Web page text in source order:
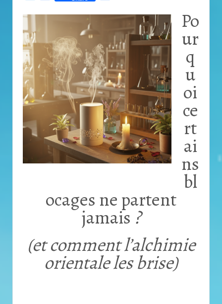
Po
ur
q
u
oi
ce
rt
ai
ns
bl
ocages ne partent
jamais ?
(et comment l’alchimie
orientale les brise)